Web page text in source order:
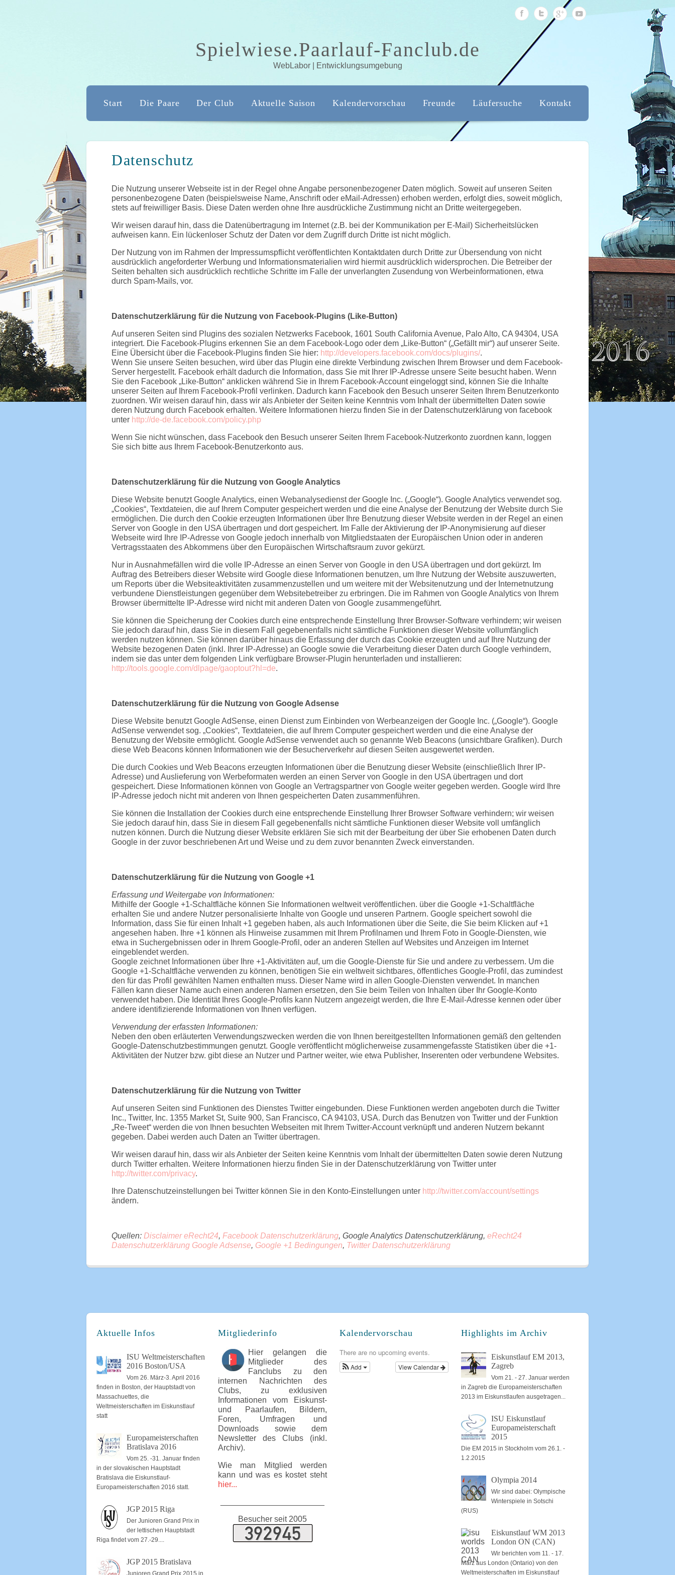
Spielwiese.Paarlauf-Fanclub.de
WebLabor | Entwicklungsumgebung
Start Die Paare Der Club Aktuelle Saison Kalendervorschau Freunde Läufersuche Kontakt
Datenschutz
Die Nutzung unserer Webseite ist in der Regel ohne Angabe personenbezogener Daten möglich. Soweit auf unseren Seiten
personenbezogene Daten (beispielsweise Name, Anschrift oder eMail-Adressen) erhoben werden, erfolgt dies, soweit möglich,
stets auf freiwilliger Basis. Diese Daten werden ohne Ihre ausdrückliche Zustimmung nicht an Dritte weitergegeben.
Wir weisen darauf hin, dass die Datenübertragung im Internet (z.B. bei der Kommunikation per E-Mail) Sicherheitslücken
aufweisen kann. Ein lückenloser Schutz der Daten vor dem Zugriff durch Dritte ist nicht möglich.
Der Nutzung von im Rahmen der Impressumspflicht veröffentlichten Kontaktdaten durch Dritte zur Übersendung von nicht
ausdrücklich angeforderter Werbung und Informationsmaterialien wird hiermit ausdrücklich widersprochen. Die Betreiber der
Seiten behalten sich ausdrücklich rechtliche Schritte im Falle der unverlangten Zusendung von Werbeinformationen, etwa
durch Spam-Mails, vor.
Datenschutzerklärung für die Nutzung von Facebook-Plugins (Like-Button)
Auf unseren Seiten sind Plugins des sozialen Netzwerks Facebook, 1601 South California Avenue, Palo Alto, CA 94304, USA
integriert. Die Facebook-Plugins erkennen Sie an dem Facebook-Logo oder dem „Like-Button“ („Gefällt mir“) auf unserer Seite.
Eine Übersicht über die Facebook-Plugins finden Sie hier: http://developers.facebook.com/docs/plugins/.
Wenn Sie unsere Seiten besuchen, wird über das Plugin eine direkte Verbindung zwischen Ihrem Browser und dem Facebook-
Server hergestellt. Facebook erhält dadurch die Information, dass Sie mit Ihrer IP-Adresse unsere Seite besucht haben. Wenn
Sie den Facebook „Like-Button“ anklicken während Sie in Ihrem Facebook-Account eingeloggt sind, können Sie die Inhalte
unserer Seiten auf Ihrem Facebook-Profil verlinken. Dadurch kann Facebook den Besuch unserer Seiten Ihrem Benutzerkonto
zuordnen. Wir weisen darauf hin, dass wir als Anbieter der Seiten keine Kenntnis vom Inhalt der übermittelten Daten sowie
deren Nutzung durch Facebook erhalten. Weitere Informationen hierzu finden Sie in der Datenschutzerklärung von facebook
unter http://de-de.facebook.com/policy.php
Wenn Sie nicht wünschen, dass Facebook den Besuch unserer Seiten Ihrem Facebook-Nutzerkonto zuordnen kann, loggen
Sie sich bitte aus Ihrem Facebook-Benutzerkonto aus.
Datenschutzerklärung für die Nutzung von Google Analytics
Diese Website benutzt Google Analytics, einen Webanalysedienst der Google Inc. („Google“). Google Analytics verwendet sog.
„Cookies“, Textdateien, die auf Ihrem Computer gespeichert werden und die eine Analyse der Benutzung der Website durch Sie
ermöglichen. Die durch den Cookie erzeugten Informationen über Ihre Benutzung dieser Website werden in der Regel an einen
Server von Google in den USA übertragen und dort gespeichert. Im Falle der Aktivierung der IP-Anonymisierung auf dieser
Webseite wird Ihre IP-Adresse von Google jedoch innerhalb von Mitgliedstaaten der Europäischen Union oder in anderen
Vertragsstaaten des Abkommens über den Europäischen Wirtschaftsraum zuvor gekürzt.
Nur in Ausnahmefällen wird die volle IP-Adresse an einen Server von Google in den USA übertragen und dort gekürzt. Im
Auftrag des Betreibers dieser Website wird Google diese Informationen benutzen, um Ihre Nutzung der Website auszuwerten,
um Reports über die Websiteaktivitäten zusammenzustellen und um weitere mit der Websitenutzung und der Internetnutzung
verbundene Dienstleistungen gegenüber dem Websitebetreiber zu erbringen. Die im Rahmen von Google Analytics von Ihrem
Browser übermittelte IP-Adresse wird nicht mit anderen Daten von Google zusammengeführt.
Sie können die Speicherung der Cookies durch eine entsprechende Einstellung Ihrer Browser-Software verhindern; wir weisen
Sie jedoch darauf hin, dass Sie in diesem Fall gegebenenfalls nicht sämtliche Funktionen dieser Website vollumfänglich
werden nutzen können. Sie können darüber hinaus die Erfassung der durch das Cookie erzeugten und auf Ihre Nutzung der
Website bezogenen Daten (inkl. Ihrer IP-Adresse) an Google sowie die Verarbeitung dieser Daten durch Google verhindern,
indem sie das unter dem folgenden Link verfügbare Browser-Plugin herunterladen und installieren:
http://tools.google.com/dlpage/gaoptout?hl=de.
Datenschutzerklärung für die Nutzung von Google Adsense
Diese Website benutzt Google AdSense, einen Dienst zum Einbinden von Werbeanzeigen der Google Inc. („Google“). Google
AdSense verwendet sog. „Cookies“, Textdateien, die auf Ihrem Computer gespeichert werden und die eine Analyse der
Benutzung der Website ermöglicht. Google AdSense verwendet auch so genannte Web Beacons (unsichtbare Grafiken). Durch
diese Web Beacons können Informationen wie der Besucherverkehr auf diesen Seiten ausgewertet werden.
Die durch Cookies und Web Beacons erzeugten Informationen über die Benutzung dieser Website (einschließlich Ihrer IP-
Adresse) und Auslieferung von Werbeformaten werden an einen Server von Google in den USA übertragen und dort
gespeichert. Diese Informationen können von Google an Vertragspartner von Google weiter gegeben werden. Google wird Ihre
IP-Adresse jedoch nicht mit anderen von Ihnen gespeicherten Daten zusammenführen.
Sie können die Installation der Cookies durch eine entsprechende Einstellung Ihrer Browser Software verhindern; wir weisen
Sie jedoch darauf hin, dass Sie in diesem Fall gegebenenfalls nicht sämtliche Funktionen dieser Website voll umfänglich
nutzen können. Durch die Nutzung dieser Website erklären Sie sich mit der Bearbeitung der über Sie erhobenen Daten durch
Google in der zuvor beschriebenen Art und Weise und zu dem zuvor benannten Zweck einverstanden.
Datenschutzerklärung für die Nutzung von Google +1
Erfassung und Weitergabe von Informationen:
Mithilfe der Google +1-Schaltfläche können Sie Informationen weltweit veröffentlichen. über die Google +1-Schaltfläche
erhalten Sie und andere Nutzer personalisierte Inhalte von Google und unseren Partnern. Google speichert sowohl die
Information, dass Sie für einen Inhalt +1 gegeben haben, als auch Informationen über die Seite, die Sie beim Klicken auf +1
angesehen haben. Ihre +1 können als Hinweise zusammen mit Ihrem Profilnamen und Ihrem Foto in Google-Diensten, wie
etwa in Suchergebnissen oder in Ihrem Google-Profil, oder an anderen Stellen auf Websites und Anzeigen im Internet
eingeblendet werden.
Google zeichnet Informationen über Ihre +1-Aktivitäten auf, um die Google-Dienste für Sie und andere zu verbessern. Um die
Google +1-Schaltfläche verwenden zu können, benötigen Sie ein weltweit sichtbares, öffentliches Google-Profil, das zumindest
den für das Profil gewählten Namen enthalten muss. Dieser Name wird in allen Google-Diensten verwendet. In manchen
Fällen kann dieser Name auch einen anderen Namen ersetzen, den Sie beim Teilen von Inhalten über Ihr Google-Konto
verwendet haben. Die Identität Ihres Google-Profils kann Nutzern angezeigt werden, die Ihre E-Mail-Adresse kennen oder über
andere identifizierende Informationen von Ihnen verfügen.
Verwendung der erfassten Informationen:
Neben den oben erläuterten Verwendungszwecken werden die von Ihnen bereitgestellten Informationen gemäß den geltenden
Google-Datenschutzbestimmungen genutzt. Google veröffentlicht möglicherweise zusammengefasste Statistiken über die +1-
Aktivitäten der Nutzer bzw. gibt diese an Nutzer und Partner weiter, wie etwa Publisher, Inserenten oder verbundene Websites.
Datenschutzerklärung für die Nutzung von Twitter
Auf unseren Seiten sind Funktionen des Dienstes Twitter eingebunden. Diese Funktionen werden angeboten durch die Twitter
Inc., Twitter, Inc. 1355 Market St, Suite 900, San Francisco, CA 94103, USA. Durch das Benutzen von Twitter und der Funktion
„Re-Tweet“ werden die von Ihnen besuchten Webseiten mit Ihrem Twitter-Account verknüpft und anderen Nutzern bekannt
gegeben. Dabei werden auch Daten an Twitter übertragen.
Wir weisen darauf hin, dass wir als Anbieter der Seiten keine Kenntnis vom Inhalt der übermittelten Daten sowie deren Nutzung
durch Twitter erhalten. Weitere Informationen hierzu finden Sie in der Datenschutzerklärung von Twitter unter
http://twitter.com/privacy.
Ihre Datenschutzeinstellungen bei Twitter können Sie in den Konto-Einstellungen unter http://twitter.com/account/settings
ändern.
Quellen: Disclaimer eRecht24, Facebook Datenschutzerklärung, Google Analytics Datenschutzerklärung, eRecht24
Datenschutzerklärung Google Adsense, Google +1 Bedingungen, Twitter Datenschutzerklärung
Aktuelle Infos
ISU Weltmeisterschaften
2016 Boston/USA
Vom 26. März-3. April 2016
finden in Boston, der Hauptstadt von
Massachuettes, die
Weltmeisterschaften im Eiskunstlauf
statt
Europameisterschaften
Bratislava 2016
Vom 25. -31. Januar finden
in der slovakischen Hauptstadt
Bratislava die Eiskunstlauf-
Europameisterschaften 2016 statt.
JGP 2015 Riga
Der Junioren Grand Prix in
der lettischen Hauptstadt
Riga findet vom 27.-29....
JGP 2015 Bratislava
Junioren Grand Prix 2015 in
Mitgliederinfo
Hier gelangen die
Mitglieder des
Fanclubs zu den
internen Nachrichten des
Clubs, zu exklusiven
Informationen vom Eiskunst-
und Paarlaufen, Bildern,
Foren, Umfragen und
Downloads sowie dem
Newsletter des Clubs (inkl.
Archiv).
Wie man Mitglied werden
kann und was es kostet steht
hier...
Besucher seit 2005
Kalendervorschau
There are no upcoming events.
View Calendar
Add
Highlights im Archiv
Eiskunstlauf EM 2013,
Zagreb
Vom 21. - 27. Januar werden
in Zagreb die Europameisterschaften
2013 im Eiskunstlaufen ausgetragen...
ISU Eiskunstlauf
Europameisterschaft
2015
Die EM 2015 in Stockholm vom 26.1. -
1.2.2015
Olympia 2014
Wir sind dabei: Olympische
Winterspiele in Sotschi
(RUS)
Eiskunstlauf WM 2013
London ON (CAN)
Wir berichten vom 11. - 17.
März aus London (Ontario) von den
Weltmeisterschaften im Eiskunstlauf